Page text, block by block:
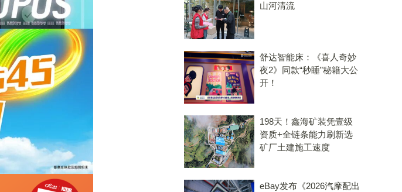
山河清流
舒达智能床：《喜人奇妙
夜2》同款“秒睡”秘籍大公
开！
198天！鑫海矿装凭壹级
资质+全链条能力刷新选
矿厂土建施工速度
eBay发布《2026汽摩配出